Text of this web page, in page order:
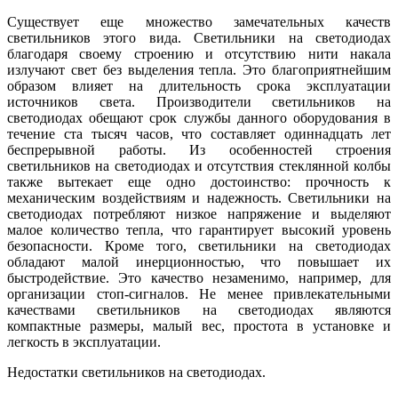
Существует еще множество замечательных качеств
светильников этого вида. Светильники на светодиодах
благодаря своему строению и отсутствию нити накала
излучают свет без выделения тепла. Это благоприятнейшим
образом влияет на длительность срока эксплуатации
источников света. Производители светильников на
светодиодах обещают срок службы данного оборудования в
течение ста тысяч часов, что составляет одиннадцать лет
беспрерывной работы. Из особенностей строения
светильников на светодиодах и отсутствия стеклянной колбы
также вытекает еще одно достоинство: прочность к
механическим воздействиям и надежность. Светильники на
светодиодах потребляют низкое напряжение и выделяют
малое количество тепла, что гарантирует высокий уровень
безопасности. Кроме того, светильники на светодиодах
обладают малой инерционностью, что повышает их
быстродействие. Это качество незаменимо, например, для
организации стоп-сигналов. Не менее привлекательными
качествами светильников на светодиодах являются
компактные размеры, малый вес, простота в установке и
легкость в эксплуатации.
Недостатки светильников на светодиодах.